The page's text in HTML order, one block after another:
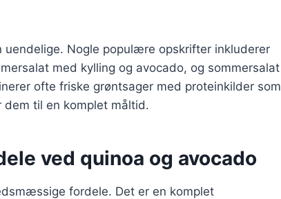
Nogle populære opskrifter inkluderer
med kylling og avocado, og sommersalat
ofte friske grøntsager med proteinkilder som
til en komplet måltid.
ved quinoa og avocado
fordele. Det er en komplet